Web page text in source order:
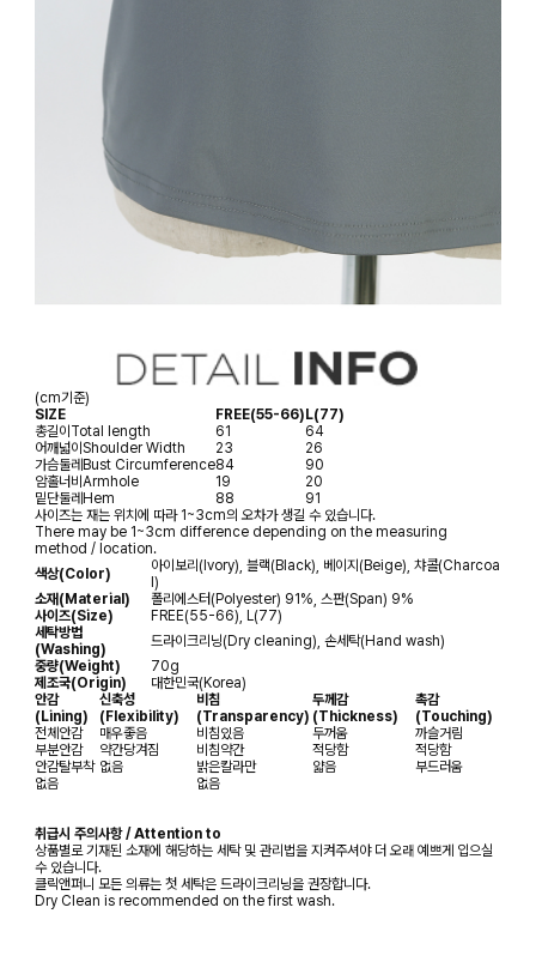
(cm기준)
SIZE
FREE(55-66)L(77)
총길이Total length 61
64
어깨넓이Shoulder Width 23
26
가슴둘레Bust Circumference84
90
암홀너비Armhole 19
20
밑단둘레Hem 88
91
사이즈는 재는 위치에 따라 1~3cm의 오차가 생길 수 있습니다.
There may be 1~3cm difference depending on the measuring
method / location.
색상(Color)
아이보리(Ivory), 블랙(Black), 베이지(Beige), 챠콜(Charcoa
l)
소재(Material)
폴리에스터(Polyester) 91%, 스판(Span) 9%
사이즈(Size)
FREE(55-66), L(77)
세탁방법
(Washing)
드라이크리닝(Dry cleaning), 손세탁(Hand wash)
중량(Weight)
70g
제조국(Origin)
대한민국(Korea)
안감
(Lining)
신축성
(Flexibility)
비침
(Transparency)
두께감
(Thickness)
촉감
(Touching)
전체안감
매우좋음 비침있음 두꺼움
까슬거림
부분안감
약간당겨짐 비침약간 적당함
적당함
안감탈부착 없음 밝은칼라만 얇음
부드러움
없음
없음
취급시 주의사항 / Attention to
상품별로 기재된 소재에 해당하는 세탁 및 관리법을 지켜주셔야 더 오래 예쁘게 입으실
수 있습니다.
클릭앤퍼니 모든 의류는 첫 세탁은 드라이크리닝을 권장합니다.
Dry Clean is recommended on the first wash.